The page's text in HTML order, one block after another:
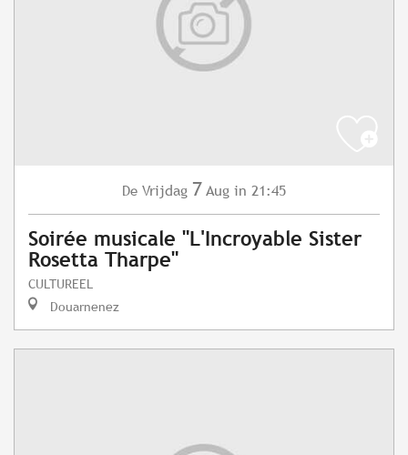
De Vrijdag 7 Aug in 21:45
Soirée musicale "L'Incroyable Sister
Rosetta Tharpe"
CULTUREEL
Douarnenez